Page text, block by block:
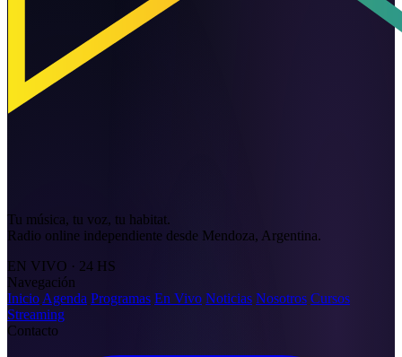
Tu música, tu voz, tu habitat.
Radio online independiente desde Mendoza, Argentina.
EN VIVO · 24 HS
Navegación
Inicio Agenda Programas En Vivo Noticias Nosotros Cursos
Streaming
Contacto